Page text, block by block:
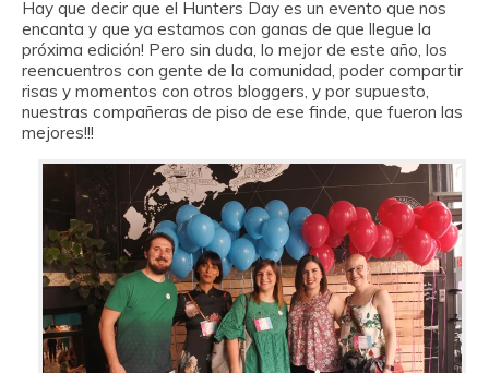
Hay que decir que el Hunters Day es un evento que nos
encanta y que ya estamos con ganas de que llegue la
próxima edición! Pero sin duda, lo mejor de este año, los
reencuentros con gente de la comunidad, poder compartir
risas y momentos con otros bloggers, y por supuesto,
nuestras compañeras de piso de ese finde, que fueron las
mejores!!!